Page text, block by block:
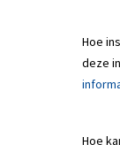
Hoe
deze
Hoe